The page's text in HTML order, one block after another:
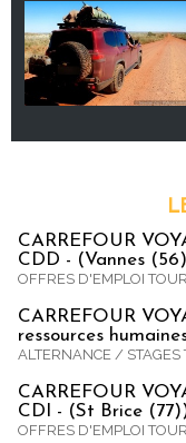
CARREFOUR
CDD - (Vannes
OFFRES D'EMPLOI
CARREFOUR
ressources
ALTERNANCE / STAGES
CARREFOUR
CDI - (St Brice
OFFRES D'EMPLOI